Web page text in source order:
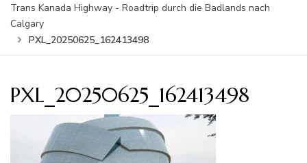
Trans Kanada Highway - Roadtrip durch die Badlands nach
Calgary
PXL_20250625_162413498
PXL_20250625_162413498